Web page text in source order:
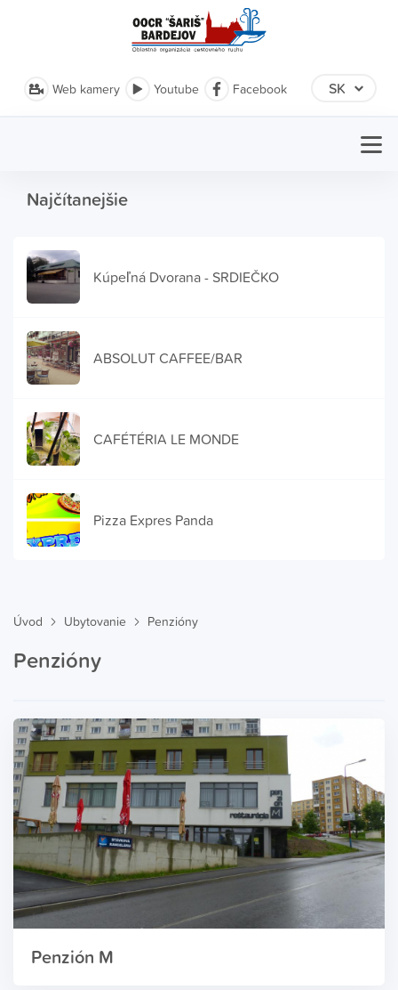
Web kamery Youtube Facebook
Najčítanejšie
Kúpeľná Dvorana - SRDIEČKO
ABSOLUT CAFFEE/BAR
CAFÉTÉRIA LE MONDE
Pizza Expres Panda
Úvod Ubytovanie Penzióny
Penzióny
Penzión M